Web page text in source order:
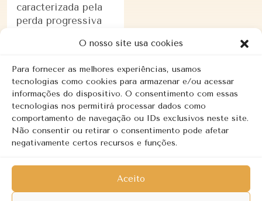
O nosso site usa cookies
Para fornecer as melhores experiências, usamos
tecnologias como cookies para armazenar e/ou acessar
informações do dispositivo. O consentimento com essas
tecnologias nos permitirá processar dados como
comportamento de navegação ou IDs exclusivos neste site.
Não consentir ou retirar o consentimento pode afetar
negativamente certos recursos e funções.
Aceito
caracterizada pela
perda progressiva
cognitiva, afetando
raciocínio, …
LEIA MAIS